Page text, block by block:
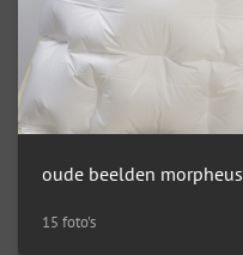
oude beelden morpheus
15 foto's